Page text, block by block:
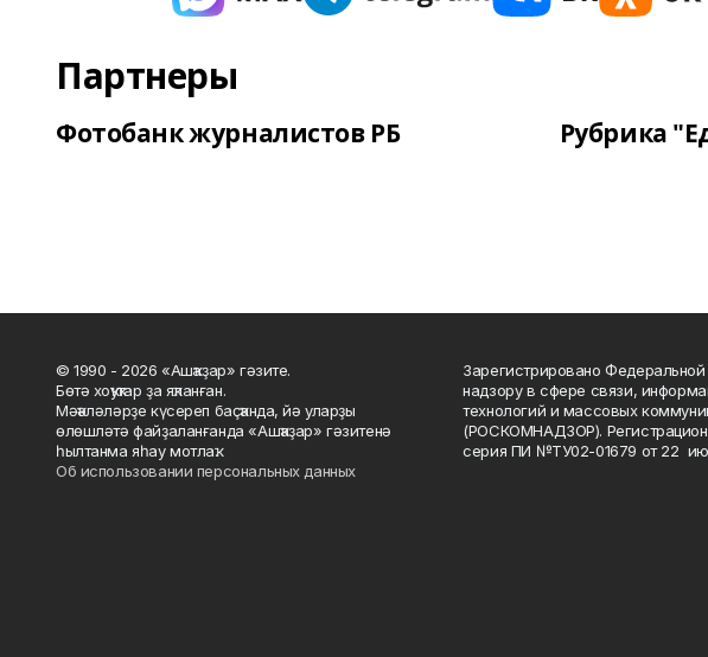
Партнеры
Фотобанк журналистов РБ Рубрика
© 1990 - 2026 «Ашҡаҙар» гәзите.
Бөтә хоҡуҡтар ҙа яҡланған.
Мәҡәләләрҙе күсереп баҫҡанда, йә уларҙы
өлөшләтә файҙаланғанда «Ашҡаҙар» гәзитенә
һылтанма яһау мотлаҡ.
Об использовании персональных данных
Зарегистрировано
надзору в сфере связи,
технологий и массовых
(РОСКОМНАДЗОР).
серия ПИ №ТУ02-01679 от 22